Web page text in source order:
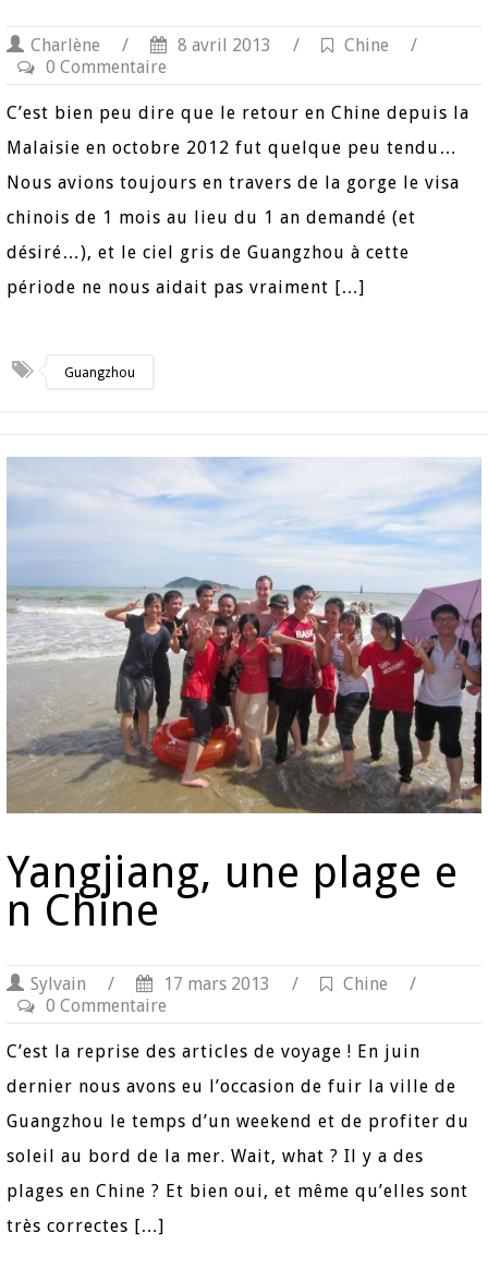
Charlène / 8 avril 2013 / Chine
/
0 Commentaire
C’est bien peu dire que le retour en Chine depuis la
Malaisie en octobre 2012 fut quelque peu tendu…
Nous avions toujours en travers de la gorge le visa
chinois de 1 mois au lieu du 1 an demandé (et
désiré…), et le ciel gris de Guangzhou à cette
période ne nous aidait pas vraiment […]
Guangzhou
Yangjiang, une plage e
n Chine
Sylvain / 17 mars 2013 / Chine
/
0 Commentaire
C’est la reprise des articles de voyage ! En juin
dernier nous avons eu l’occasion de fuir la ville de
Guangzhou le temps d’un weekend et de profiter du
soleil au bord de la mer. Wait, what ? Il y a des
plages en Chine ? Et bien oui, et même qu’elles sont
très correctes […]